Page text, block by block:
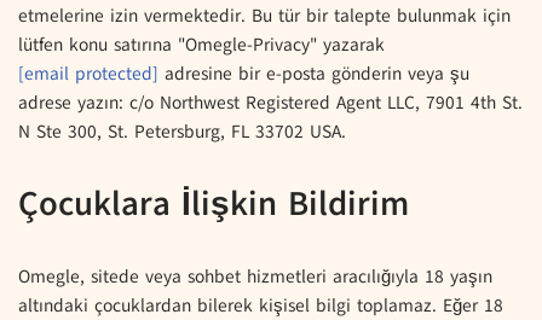
etmelerine izin vermektedir. Bu tür bir talepte bulunmak için
lütfen konu satırına "Omegle-Privacy" yazarak
[email protected] adresine bir e-posta gönderin veya şu
adrese yazın: c/o Northwest Registered Agent LLC, 7901 4th St.
N Ste 300, St. Petersburg, FL 33702 USA.
Çocuklara İlişkin Bildirim
Omegle, sitede veya sohbet hizmetleri aracılığıyla 18 yaşın
altındaki çocuklardan bilerek kişisel bilgi toplamaz. Eğer 18